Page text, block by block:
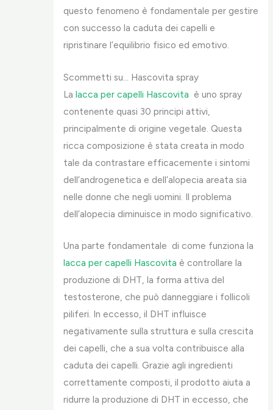
questo fenomeno è fondamentale per gestire
con successo la caduta dei capelli e
ripristinare l’equilibrio fisico ed emotivo.
Scommetti su… Hascovita spray
La lacca per capelli Hascovita è uno spray
contenente quasi 30 principi attivi,
principalmente di origine vegetale. Questa
ricca composizione è stata creata in modo
tale da contrastare efficacemente i sintomi
dell’androgenetica e dell’alopecia areata sia
nelle donne che negli uomini. Il problema
dell’alopecia diminuisce in modo significativo.
Una parte fondamentale di come funziona la
lacca per capelli Hascovita è controllare la
produzione di DHT, la forma attiva del
testosterone, che può danneggiare i follicoli
piliferi. In eccesso, il DHT influisce
negativamente sulla struttura e sulla crescita
dei capelli, che a sua volta contribuisce alla
caduta dei capelli. Grazie agli ingredienti
correttamente composti, il prodotto aiuta a
ridurre la produzione di DHT in eccesso, che